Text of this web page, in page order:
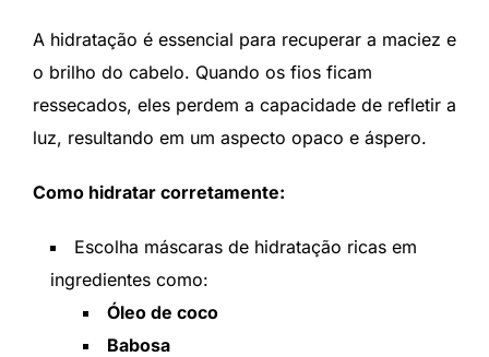
A hidratação é essencial para recuperar a maciez e
o brilho do cabelo. Quando os fios ficam
ressecados, eles perdem a capacidade de refletir a
luz, resultando em um aspecto opaco e áspero.
Como hidratar corretamente:
Escolha máscaras de hidratação ricas em
ingredientes como:
Óleo de coco
Babosa